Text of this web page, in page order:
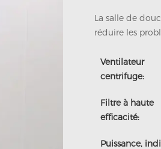
La salle de
réduire les
Ventilateur
centrifuge:
Filtre à haute
efficacité:
Puissance,